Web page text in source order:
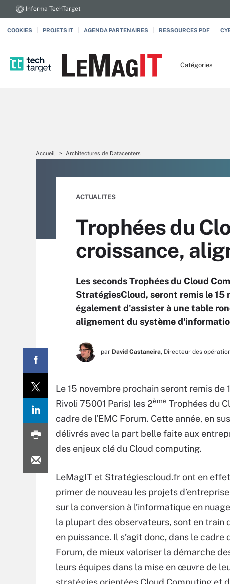
Informa TechTarget
COOKIES PROJETS IT AGENDA PARTENAIRES RESSOURCES PDF
Catégories
Accueil Architectures de Datacenters
ACTUALITES
Trophées du
croissance,
Les seconds Trophées du Cloud
StratégiesCloud, seront remis le 15
également d'assister à une table
alignement du système
par David Castaneira, Directeur des
Le 15 novembre prochain seront remis de
Rivoli 75001 Paris) les 2ème Trophées du
cadre de l’EMC Forum. Cette année, en
délivrés avec la part belle faite aux
des enjeux clé du Cloud computing.
LeMagIT et Stratégiescloud.fr ont en
primer de nouveau les projets
sur la conversion à l’informatique en
la plupart des observateurs, sont en train
en puissance. Il s’agit donc, dans le cadre
Forum, de mieux valoriser la démarche
leurs équipes dans la mise en œuvre de
stratégies orientées Cloud Computing et